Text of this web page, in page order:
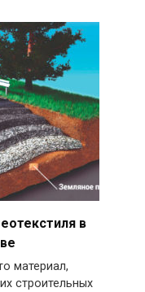
в
материал,
строительных